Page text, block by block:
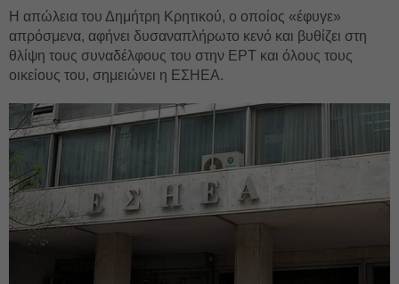
Η απώλεια του Δημήτρη Κρητικού, ο οποίος «έφυγε»
απρόσμενα, αφήνει δυσαναπλήρωτο κενό και βυθίζει στη
θλίψη τους συναδέλφους του στην ΕΡΤ και όλους τους
οικείους του, σημειώνει η ΕΣΗΕΑ.